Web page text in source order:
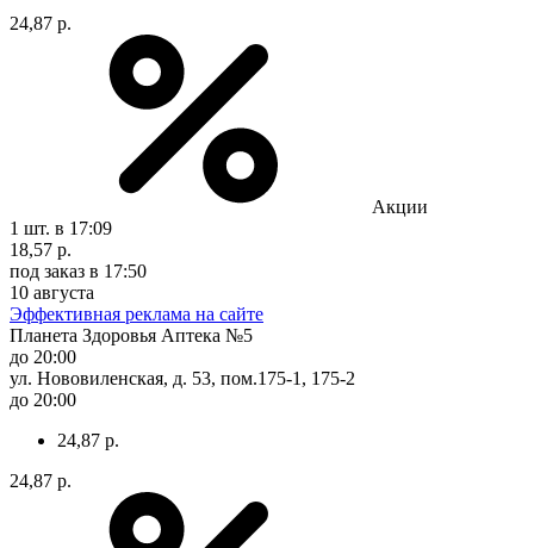
24,87 р.
Акции
1 шт. в 17:09
18,57 р.
под заказ в 17:50
10 августа
Эффективная реклама на сайте
Планета Здоровья Аптека №5
до 20:00
ул. Нововиленская, д. 53, пом.175-1, 175-2
до 20:00
24,87 р.
24,87 р.